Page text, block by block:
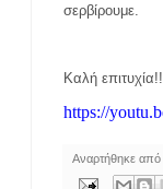
σερβίρουμε.
Καλή
https://
Αναρτήθηκε